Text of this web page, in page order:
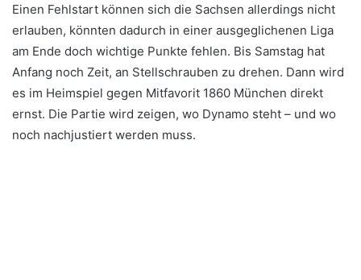
Einen Fehlstart können sich die Sachsen allerdings nicht
erlauben, könnten dadurch in einer ausgeglichenen Liga
am Ende doch wichtige Punkte fehlen. Bis Samstag hat
Anfang noch Zeit, an Stellschrauben zu drehen. Dann wird
es im Heimspiel gegen Mitfavorit 1860 München direkt
ernst. Die Partie wird zeigen, wo Dynamo steht – und wo
noch nachjustiert werden muss.